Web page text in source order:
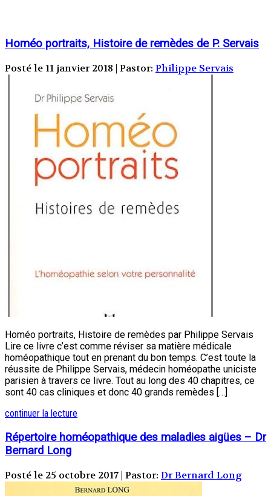
Homéo portraits, Histoire de remèdes de P. Servais
Posté le 11 janvier 2018 | Pastor: Philippe Servais
Homéo portraits, Histoire de remèdes par Philippe Servais
Lire ce livre c’est comme réviser sa matière médicale
homéopathique tout en prenant du bon temps. C’est toute la
réussite de Philippe Servais, médecin homéopathe uniciste
parisien à travers ce livre. Tout au long des 40 chapitres, ce
sont 40 cas cliniques et donc 40 grands remèdes […]
continuer la lecture
Répertoire homéopathique des maladies aigües – Dr
Bernard Long
Posté le 25 octobre 2017 | Pastor: Dr Bernard Long